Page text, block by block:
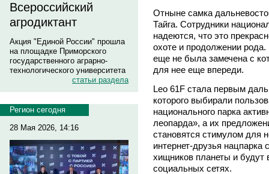
Всероссийский
агродиктант
Акция "Единой России" прошла
на площадке Приморского
государственного аграрно-
технологического университета
статьи раздела
Регион сегодня
28 Мая 2026, 14:16
Отныне самка
Тайга. Сотрудники
надеются, что это
охоте и продолжении
еще не была замечена с
для нее еще впереди.
Leo 61F стала первым
которого выбирали
национального парка
леопарда», а их
становятся стимулом для
интернет-друзья
хищников планеты и будут
социальных сетях.